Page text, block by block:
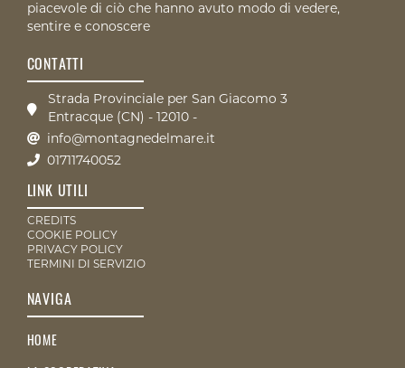
piacevole di ciò che hanno avuto modo di vedere,
sentire e conoscere
CONTATTI
Strada Provinciale per San Giacomo 3
Entracque (CN) - 12010 -
info@montagnedelmare.it
01711740052
LINK UTILI
CREDITS
COOKIE POLICY
PRIVACY POLICY
TERMINI DI SERVIZIO
NAVIGA
HOME